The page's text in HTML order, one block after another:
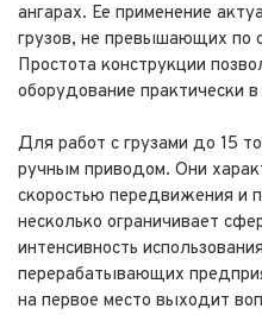
ангарах. Ее применение
грузов, не превышающих по
Простота конструкции
оборудование практически
Для работ с грузами до 15
ручным приводом. Они
скоростью передвижения и
несколько ограничивает
интенсивность
перерабатывающих
на первое место выходит